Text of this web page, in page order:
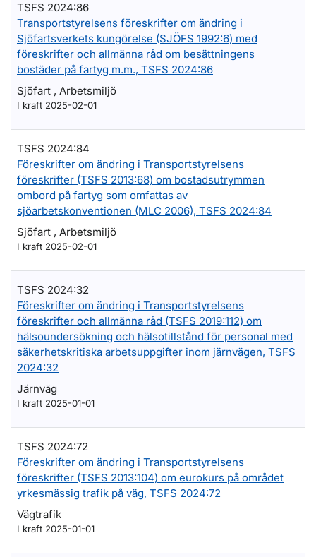
TSFS 2024:86
Transportstyrelsens föreskrifter om ändring i
Sjöfartsverkets kungörelse (SJÖFS 1992:6) med
föreskrifter och allmänna råd om besättningens
bostäder på fartyg m.m., TSFS 2024:86
Sjöfart , Arbetsmiljö
I kraft 2025-02-01
TSFS 2024:84
Föreskrifter om ändring i Transportstyrelsens
föreskrifter (TSFS 2013:68) om bostadsutrymmen
ombord på fartyg som omfattas av
sjöarbetskonventionen (MLC 2006), TSFS 2024:84
Sjöfart , Arbetsmiljö
I kraft 2025-02-01
TSFS 2024:32
Föreskrifter om ändring i Transportstyrelsens
föreskrifter och allmänna råd (TSFS 2019:112) om
hälsoundersökning och hälsotillstånd för personal med
säkerhetskritiska arbetsuppgifter inom järnvägen, TSFS
2024:32
Järnväg
I kraft 2025-01-01
TSFS 2024:72
Föreskrifter om ändring i Transportstyrelsens
föreskrifter (TSFS 2013:104) om eurokurs på området
yrkesmässig trafik på väg, TSFS 2024:72
Vägtrafik
I kraft 2025-01-01